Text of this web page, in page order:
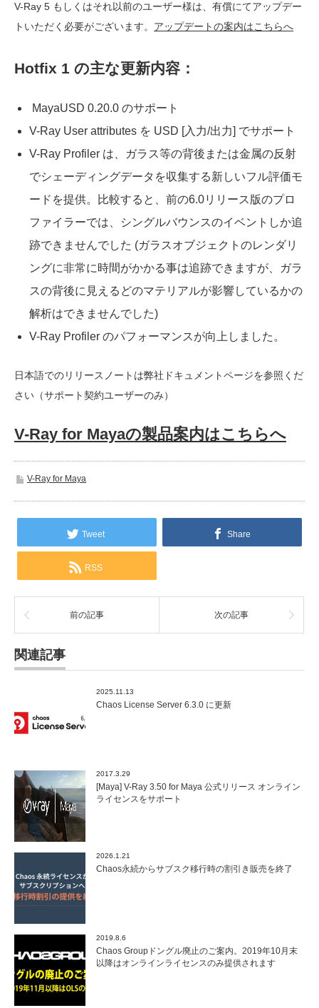
V-Ray 5 もしくはそれ以前のユーザー様は、有償にてアップデー
トいただく必要がございます。 アップデートの案内はこちらへ
Hotfix 1 の主な更新内容：
MayaUSD 0.20.0 のサポート
V-Ray User attributes を USD [入力/出力] でサポート
V-Ray Profiler は、ガラス等の背後または金属の反射
でシェーディングデータを収集する新しいフル評価モ
ードを提供。比較すると、前の6.0リリース版のプロ
ファイラーでは、シングルバウンスのイベントしか追
跡できませんでした (ガラスオブジェクトのレンダリ
ングに非常に時間がかかる事は追跡できますが、ガラ
スの背後に見えるどのマテリアルが影響しているかの
解析はできませんでした)
V-Ray Profiler のパフォーマンスが向上しました。
日本語でのリリースノートは弊社ドキュメントページを参照くだ
さい（サポート契約ユーザーのみ）
V-Ray for Mayaの製品案内はこちらへ
V-Ray for Maya
Tweet Share
RSS
前の記事 次の記事
関連記事
2025.11.13
Chaos License Server 6.3.0 に更新
2017.3.29
[Maya] V-Ray 3.50 for Maya 公式リリース オンライン
ライセンスをサポート
2026.1.21
Chaos永続からサブスク移行時の割引き販売を終了
2019.8.6
Chaos Groupドングル廃止のご案内。2019年10月末
以降はオンラインライセンスのみ提供されます